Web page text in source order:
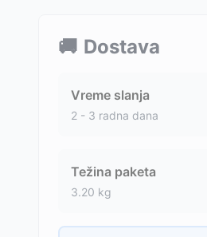
🚚 Dostava
Vreme slanja
2 - 3 radna dana
Težina paketa
3.20 kg